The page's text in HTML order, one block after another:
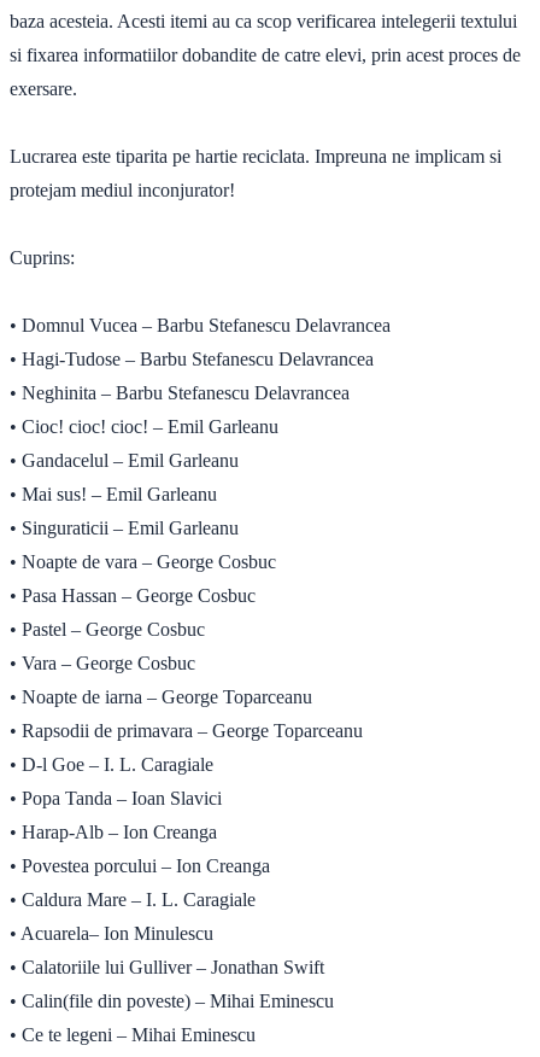
baza acesteia. Acesti itemi au ca scop verificarea intelegerii textului
si fixarea informatiilor dobandite de catre elevi, prin acest proces de
exersare.
Lucrarea este tiparita pe hartie reciclata. Impreuna ne implicam si
protejam mediul inconjurator!
Cuprins:
• Domnul Vucea – Barbu Stefanescu Delavrancea
• Hagi-Tudose – Barbu Stefanescu Delavrancea
• Neghinita – Barbu Stefanescu Delavrancea
• Cioc! cioc! cioc! – Emil Garleanu
• Gandacelul – Emil Garleanu
• Mai sus! – Emil Garleanu
• Singuraticii – Emil Garleanu
• Noapte de vara – George Cosbuc
• Pasa Hassan – George Cosbuc
• Pastel – George Cosbuc
• Vara – George Cosbuc
• Noapte de iarna – George Toparceanu
• Rapsodii de primavara – George Toparceanu
• D-l Goe – I. L. Caragiale
• Popa Tanda – Ioan Slavici
• Harap-Alb – Ion Creanga
• Povestea porcului – Ion Creanga
• Caldura Mare – I. L. Caragiale
• Acuarela– Ion Minulescu
• Calatoriile lui Gulliver – Jonathan Swift
• Calin(file din poveste) – Mihai Eminescu
• Ce te legeni – Mihai Eminescu